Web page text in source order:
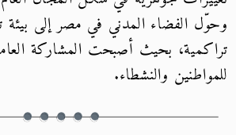
وحوّل الفضاء المدني في مصر إلى بيئة
تراكمية، بحيث أصبحت المشاركة
للمواطنين والنشطاء.